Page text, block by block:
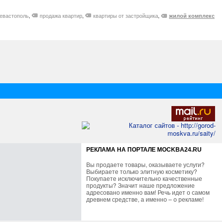
, продажа квартир, квартиры от застройщика, жилой комплекс
РЕКЛАМА НА ПОРТАЛЕ MOCKBA24.RU
Вы продаете товары, оказываете услуги?
Выбираете только элитную косметику?
Покупаете исключительно качественные
продукты? Значит наше предложение
адресовано именно вам! Речь идет о самом
древнем средстве, а именно – о рекламе!